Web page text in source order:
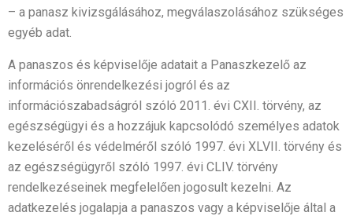
– a panasz kivizsgálásához, megválaszolásához szükséges
egyéb adat.
A panaszos és képviselője adatait a Panaszkezelő az
információs önrendelkezési jogról és az
információszabadságról szóló 2011. évi CXII. törvény, az
egészségügyi és a hozzájuk kapcsolódó személyes adatok
kezeléséről és védelméről szóló 1997. évi XLVII. törvény és
az egészségügyről szóló 1997. évi CLIV. törvény
rendelkezéseinek megfelelően jogosult kezelni. Az
adatkezelés jogalapja a panaszos vagy a képviselője által a